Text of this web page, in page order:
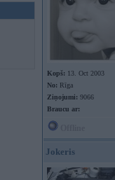
Kopš: 13. Oct 2003
No: Rīga
Ziņojumi: 9066
Braucu ar:
Jokeris